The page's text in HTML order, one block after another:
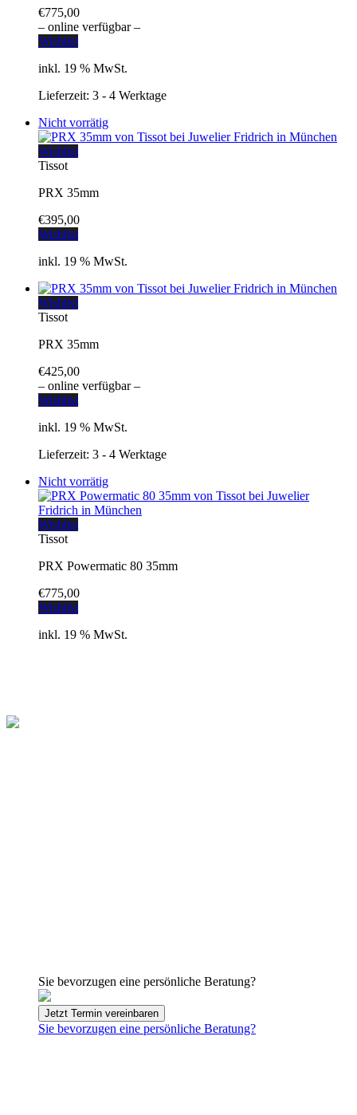
€775,00
– online verfügbar –
Wishlist
inkl. 19 % MwSt.
Lieferzeit: 3 - 4 Werktage
Nicht vorrätig
Wishlist
Tissot
PRX 35mm
€395,00
Wishlist
inkl. 19 % MwSt.
Wishlist
Tissot
PRX 35mm
€425,00
– online verfügbar –
Wishlist
inkl. 19 % MwSt.
Lieferzeit: 3 - 4 Werktage
Nicht vorrätig
Wishlist
Tissot
PRX Powermatic 80 35mm
€775,00
Wishlist
inkl. 19 % MwSt.
Sie bevorzugen eine persönliche Beratung?
Jetzt Termin vereinbaren
Sie bevorzugen eine persönliche Beratung?